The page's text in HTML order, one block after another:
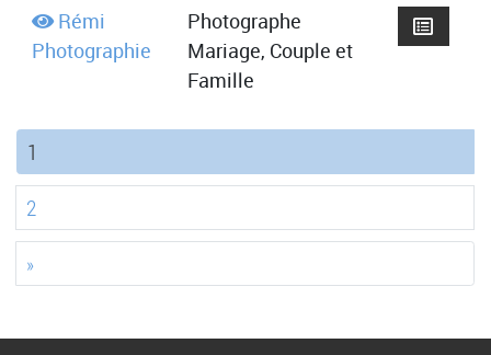
Rémi
Photographie
Photographe
Mariage, Couple et
Famille
1
2
»